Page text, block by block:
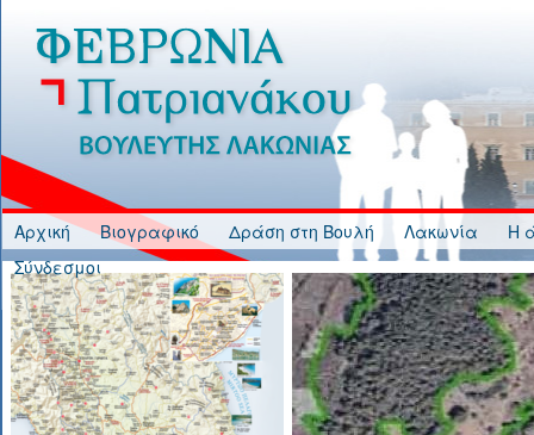
Αρχική Βιογραφικό Δράση στη Βουλή Λακωνία
Η
Σύνδεσμοι